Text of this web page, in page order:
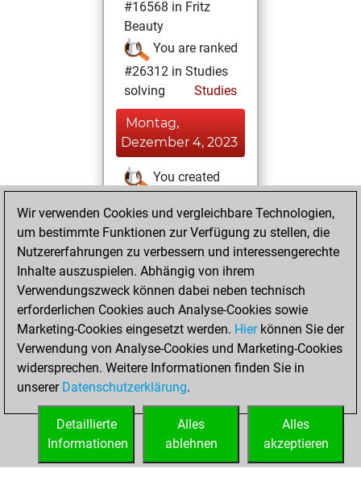
#16568 in Fritz
Beauty
You are ranked
#26312 in Studies
solving
Studies
Montag,
Dezember 4, 2023
You created
Studies
Sonntag,
Dezember 3, 2023
You achieved a
BeautyScore of 7
Fritz
You
achieved a new Elo
of 1591
You created
your Fritz account
Wir verwenden Cookies und vergleichbare Technologien,
um bestimmte Funktionen zur Verfügung zu stellen, die
Nutzererfahrungen zu verbessern und interessengerechte
Inhalte auszuspielen. Abhängig von ihrem
Verwendungszweck können dabei neben technisch
erforderlichen Cookies auch Analyse-Cookies sowie
Marketing-Cookies eingesetzt werden. Hierkönnen Sie der
Verwendung von Analyse-Cookies und Marketing-Cookies
widersprechen. Weitere Informationen finden Sie in
unserer Datenschutzerklärung.
Alles
akzeptieren
Alles
ablehnen
Detaillierte
Informationen